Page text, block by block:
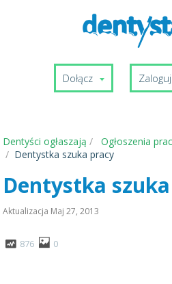
Dołącz Zaloguj
Dentyści ogłaszają Ogłoszenia
Dentystka szuka pracy
Dentystka
Aktualizacja Maj 27, 2013
876 0